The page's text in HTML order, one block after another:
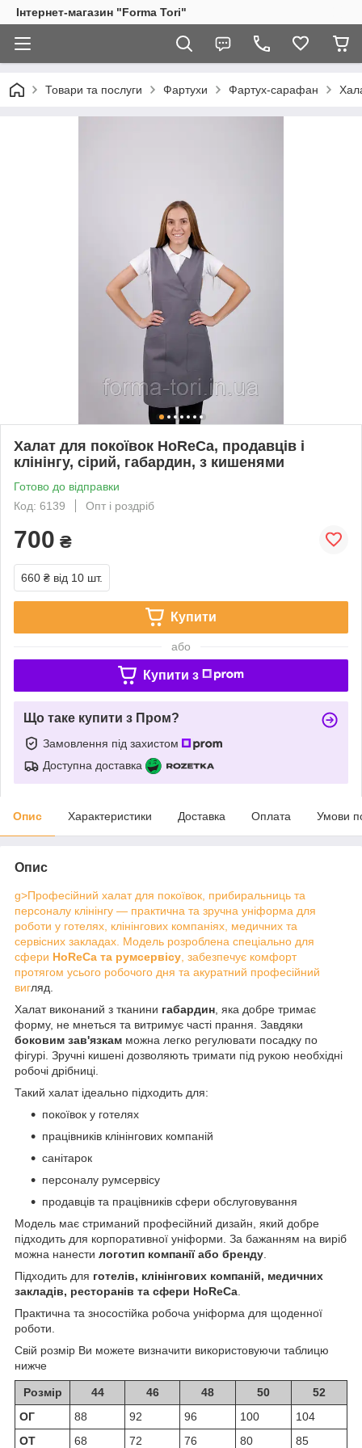
Інтернет-магазин "Forma Tori"
Товари та послуги Фартухи Фартух-сарафан
Халат для покоївок HoReCa, продавців і
клінінгу, сірий, габардин, з кишенями
Готово до відправки
Код: 6139
Опт і роздріб
700 ₴
660 ₴ від 10 шт.
Купити
або
Купити з
Що таке купити з Пром?
Замовлення під захистом
Доступна доставка
Опис Характеристики Доставка Оплата Умови
Опис
g>Професійний халат для покоївок, прибиральниць та
персоналу клінінгу — практична та зручна уніформа для
роботи у готелях, клінінгових компаніях, медичних та
сервісних закладах. Модель розроблена спеціально для
сфери HoReCa та румсервісу , забезпечує комфорт
протягом усього робочого дня та акуратний професійний
вигляд.
Халат виконаний з тканини габардин , яка добре тримає
форму, не мнеться та витримує часті прання. Завдяки
боковим зав'язкам можна легко регулювати посадку по
фігурі. Зручні кишені дозволяють тримати під рукою необхідні
робочі дрібниці.
Такий халат ідеально підходить для:
покоївок у готелях
працівників клінінгових компаній
санітарок
персоналу румсервісу
продавців та працівників сфери обслуговування
Модель має стриманий професійний дизайн, який добре
підходить для корпоративної уніформи. За бажанням на виріб
можна нанести логотип компанії або бренду
Підходить для готелів, клінінгових компаній, медичних
закладів, ресторанів та сфери HoReCa
Практична та зносостійка робоча уніформа для щоденної
роботи.
Свій розмір Ви можете визначити використовуючи таблицю
нижче
Розмір 44 46 48 50
52
ОГ
88 92 96 100
104
ОТ
68 72 76 80 85